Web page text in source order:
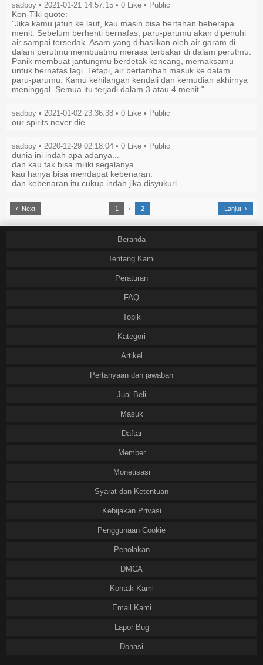
sadboy • 2021-01-21 14:57:15 • 0 Like • Public
Kon-Tiki quote:
"Jika kamu jatuh ke laut, kau masih bisa bertahan beberapa
menit. Sebelum berhenti bernafas, paru-parumu akan dipenuhi
air sampai tersedak. Asam yang dihasilkan oleh air garam di
dalam perutmu membuatmu merasa terbakar di dalam perutmu.
Panik membuat jantungmu berdetak kencang, memaksamu
untuk bernafas lagi. Tetapi, air bertambah masuk ke dalam
paru-parumu. Kamu kehilangan kendali dan kemudian akhirnya
meninggal. Semua itu terjadi dalam 3 atau 4 menit."
sadboy • 2021-01-02 23:36:38 • 0 Like • Public
our spirits never die
sadboy • 2020-12-29 02:18:04 • 0 Like • Public
dunia ini indah apa adanya...
dan kau tak bisa miliki segalanya.
kau hanya bisa mendapat kebenaran.
dan kebenaran itu cukup indah jika disyukuri.
‹ Next Lanjut ›
1 ‹ 2
Beranda
Tentang Kami
Peraturan
FAQ
Topik
Kategori
Artikel
Pertanyaan dan jawaban
Jual Beli
Masuk
Daftar
Member
Monetisasi
Syarat dan Ketentuan
Kebijakan Privasi
Penggunaan Cookie
Penolakan
DMCA
Kontak Kami
Email Kami
Lapor Bug
Donasi